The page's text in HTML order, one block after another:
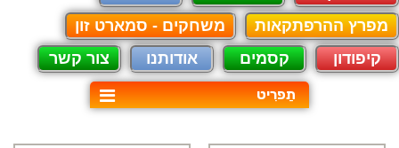
מפרץ ההרפתקאות
משחקים - סמארט זון
קיפודון
קסמים אודותנו צור קשר
תַפרִיט